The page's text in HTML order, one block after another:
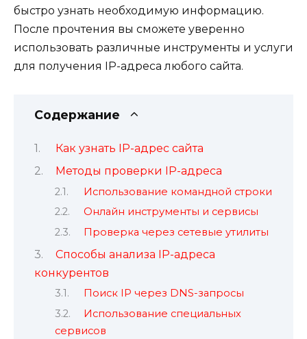
быстро узнать необходимую информацию.
После прочтения вы сможете уверенно
использовать различные инструменты и услуги
для получения IP-адреса любого сайта.
Содержание
Как узнать IP-адрес сайта
Методы проверки IP-адреса
Использование командной строки
Онлайн инструменты и сервисы
Проверка через сетевые утилиты
Способы анализа IP-адреса
конкурентов
Поиск IP через DNS-запросы
Использование специальных
сервисов